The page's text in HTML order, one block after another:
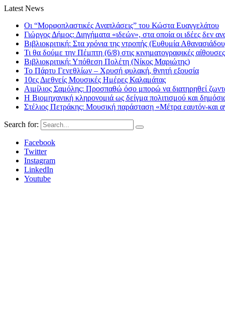
Latest News
Οι “Μορφοπλαστικές Αναπλάσεις” του Κώστα Ευαγγελάτου
Γιώργος Δήμος: Διηγήματα «ιδεών», στα οποία οι ιδέες δεν
Βιβλιοκριτική: Στα χρόνια της ντροπής (Ευθυμία
Τι θα δούμε την Πέμπτη (6/8) στις κινηματογραφικές αίθουσες
Βιβλιοκριτική: Υπόθεση Πολέτη (Νίκος Μαριώτης)
Το Πάρτυ Γενεθλίων – Χρυσή φυλακή, θνητή εξουσία
10ες Διεθνείς Μουσικές Ημέρες Καλαμάτας
Αιμίλιος Σαμόλης: Προσπαθώ όσο μπορώ να διατηρηθεί
Η Βιομηχανική κληρονομιά ως δείγμα πολιτισμού και
Στέλιος Πετράκης: Μουσική παράσταση «Μέτρα εαυτόν-και
Search for:
Facebook
Twitter
Instagram
LinkedIn
Youtube